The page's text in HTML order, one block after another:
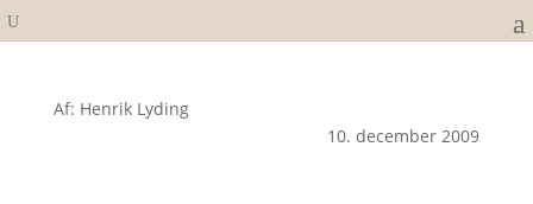
Af: Henrik Lyding
10. december 2009